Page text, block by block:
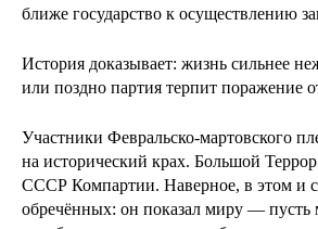
ближе государство к осуществлению
История доказывает: жизнь сильнее
или поздно партия терпит поражение
Участники Февральско-мартовского
на исторический крах. Большой
СССР Компартии. Наверное, в этом и
обречённых: он показал миру — пусть